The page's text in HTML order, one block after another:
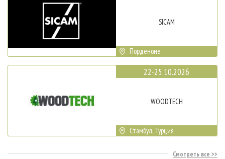
SICAM
Порденоне
22-25.10.2026
WOODTECH
Стамбул, Турция
Смотреть все